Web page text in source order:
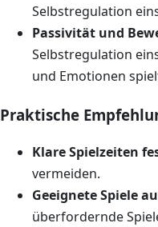
Selbstregulation
Passivität und
Selbstregulation
und Emotionen
Praktische
Klare Spielzeiten
vermeiden.
Geeignete Spiele
überfordernde